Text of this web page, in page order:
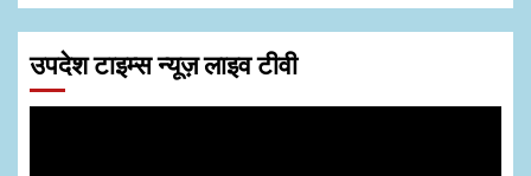
उपदेश टाइम्स न्यूज़ लाइव टीवी